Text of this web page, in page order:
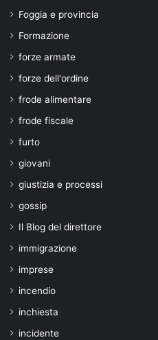
Foggia e provincia
Formazione
forze armate
forze dell'ordine
frode alimentare
frode fiscale
furto
giovani
giustizia e processi
gossip
Il Blog del direttore
immigrazione
imprese
incendio
inchiesta
incidente